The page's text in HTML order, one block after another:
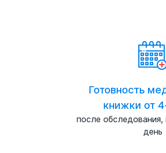
Готовность
книжки от
после
день